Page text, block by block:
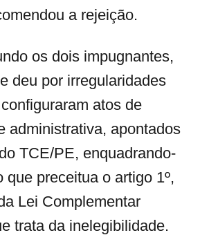
a rejeição.
os dois impugnantes,
deu por irregularidades
atos de
administrativa, apontados
TCE/PE, enquadrando-
que preceitua o artigo 1º,
Lei Complementar
trata da inelegibilidade.